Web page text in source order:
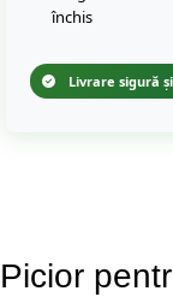
închis
Livrare sigură
Picior